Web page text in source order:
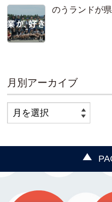
のうランドが
月別アーカイブ